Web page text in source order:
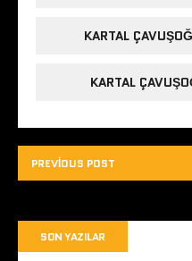
KARTAL
KARTAL
PREVIOUS POST
SON YAZILAR